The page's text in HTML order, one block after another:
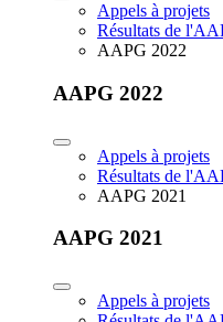
Appels à projets
Résultats de
AAPG 2022
AAPG 2022
Appels à projets
Résultats de
AAPG 2021
AAPG 2021
Appels à projets